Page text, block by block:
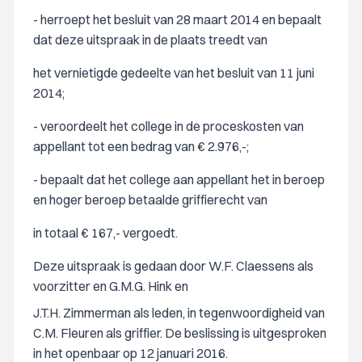
- herroept het besluit van 28 maart 2014 en bepaalt
dat deze uitspraak in de plaats treedt van
het vernietigde gedeelte van het besluit van 11 juni
2014;
- veroordeelt het college in de proceskosten van
appellant tot een bedrag van € 2.976,-;
- bepaalt dat het college aan appellant het in beroep
en hoger beroep betaalde griffierecht van
in totaal € 167,- vergoedt.
Deze uitspraak is gedaan door W.F. Claessens als
voorzitter en G.M.G. Hink en
J.T.H. Zimmerman als leden, in tegenwoordigheid van
C.M. Fleuren als griffier. De beslissing is uitgesproken
in het openbaar op 12 januari 2016.